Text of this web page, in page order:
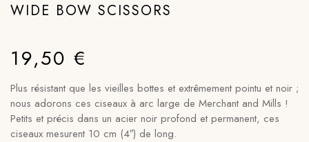
WIDE BOW SCISSORS
19,50 €
Plus résistant que les vieilles bottes et extrêmement pointu et noir ;
nous adorons ces ciseaux à arc large de Merchant and Mills !
Petits et précis dans un acier noir profond et permanent, ces
ciseaux mesurent 10 cm (4″) de long.